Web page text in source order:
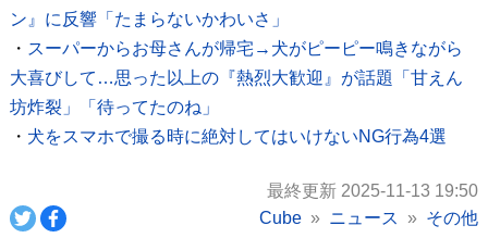
ン』に反響「たまらないかわいさ」
・ スーパーからお母さんが帰宅→犬がピーピー鳴きながら
大喜びして…思った以上の『熱烈大歓迎』が話題「甘えん
坊炸裂」「待ってたのね」
・ 犬をスマホで撮る時に絶対してはいけないNG行為4選
最終更新 2025-11-13 19:50
Cube
ニュース その他